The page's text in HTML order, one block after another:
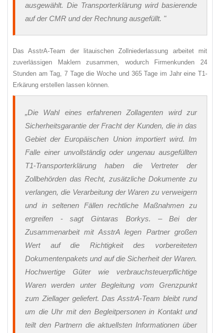
ausgewählt. Die Transporterklärung wird basierende
auf der CMR und der Rechnung ausgefüllt. "
Das AsstrA-Team der litauischen Zollniederlassung arbeitet mit
zuverlässigen Maklern zusammen, wodurch Firmenkunden 24
Stunden am Tag, 7 Tage die Woche und 365 Tage im Jahr eine T1-
Erkärung erstellen lassen können.
„Die Wahl eines erfahrenen Zollagenten wird zur
Sicherheitsgarantie der Fracht der Kunden, die in das
Gebiet der Europäischen Union importiert wird. Im
Falle einer unvollständig oder ungenau ausgefüllten
T1-Transporterklärung haben die Vertreter der
Zollbehörden das Recht, zusätzliche Dokumente zu
verlangen, die Verarbeitung der Waren zu verweigern
und in seltenen Fällen rechtliche Maßnahmen zu
ergreifen - sagt Gintaras Borkys. – Bei der
Zusammenarbeit mit AsstrA legen Partner großen
Wert auf die Richtigkeit des vorbereiteten
Dokumentenpakets und auf die Sicherheit der Waren.
Hochwertige Güter wie verbrauchsteuerpflichtige
Waren werden unter Begleitung vom Grenzpunkt
zum Ziellager geliefert. Das AsstrA-Team bleibt rund
um die Uhr mit den Begleitpersonen in Kontakt und
teilt den Partnern die aktuellsten Informationen über